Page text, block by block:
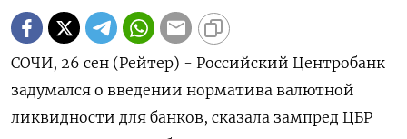
СОЧИ, 26 сен (Рейтер) - Российский Центробанк
задумался о введении норматива валютной
ликвидности для банков, сказала зампред ЦБР